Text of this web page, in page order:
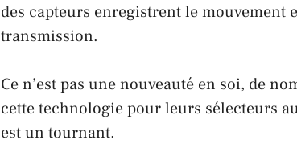
des capteurs enregistrent le mouvement
transmission.
Ce n’est pas une nouveauté en soi, de
cette technologie pour leurs sélecteurs
est un tournant.